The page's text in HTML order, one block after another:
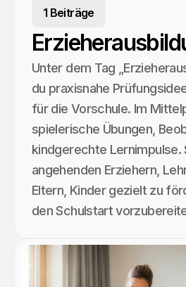
1 Beiträge
Unter dem Tag
du praxisnahe
für die Vorschule. Im
spielerische Übungen,
kindgerechte Lernimpulse.
angehenden Erziehern,
Eltern, Kinder gezielt zu
den Schulstart